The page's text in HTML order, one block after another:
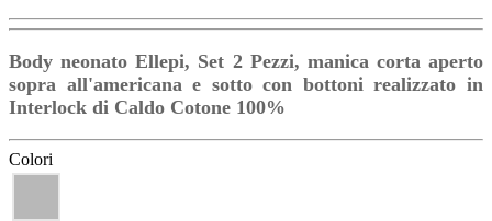
Body neonato Ellepi, Set 2 Pezzi, manica corta aperto
sopra all'americana e sotto con bottoni realizzato in
Interlock di Caldo Cotone 100%
Colori